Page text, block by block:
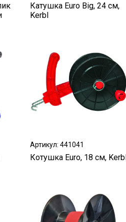
Катушка Euro Big, 24 см,
Kerbl
Артикул: 441041
Котушка Euro, 18 см,